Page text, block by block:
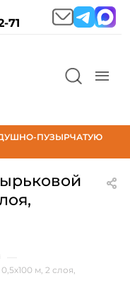
71
ПУЗЫРЧАТУЮ
м, 2 слоя,